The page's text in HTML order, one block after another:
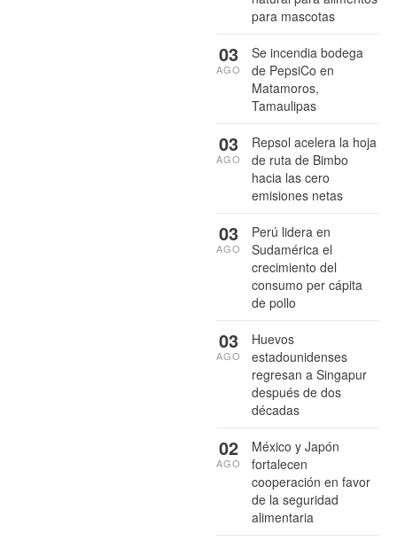
para mascotas
Se incendia bodega
de PepsiCo en
Matamoros,
Tamaulipas
03
AGO
Repsol acelera la hoja
de ruta de Bimbo
hacia las cero
emisiones netas
03
AGO
Perú lidera en
Sudamérica el
crecimiento del
consumo per cápita
de pollo
03
AGO
Huevos
estadounidenses
regresan a Singapur
después de dos
décadas
03
AGO
México y Japón
fortalecen
cooperación en favor
de la seguridad
alimentaria
02
AGO